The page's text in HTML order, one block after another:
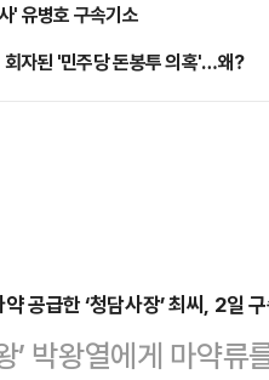
' 유병호 구속기소
자된 '민주당 돈봉투 의혹'…왜?
약 공급한 ‘청담사장’ 최씨, 2일
’ 박왕열에게 마약